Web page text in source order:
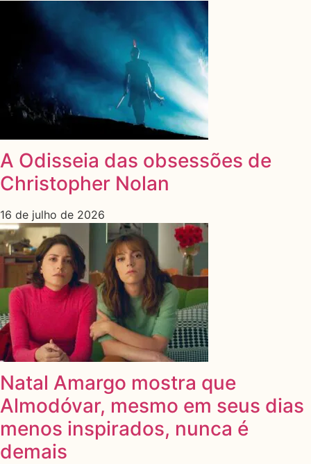
A Odisseia das obsessões de
Christopher Nolan
16 de julho de 2026
Natal Amargo mostra que
Almodóvar, mesmo em seus dias
menos inspirados, nunca é
demais